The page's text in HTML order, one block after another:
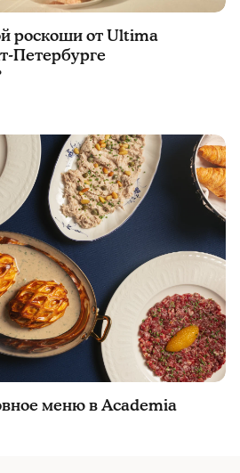
роскоши от Ultima
Петербурге
меню в Academia